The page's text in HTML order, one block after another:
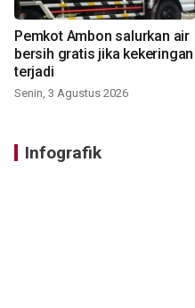
Pemkot Ambon salurkan air
bersih gratis jika kekeringan
terjadi
Senin, 3 Agustus 2026
Infografik